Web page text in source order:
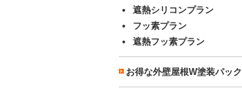
遮熱シリコンプラン
フッ素プラン
遮熱フッ素プラン
お得な外壁屋根W塗装パック